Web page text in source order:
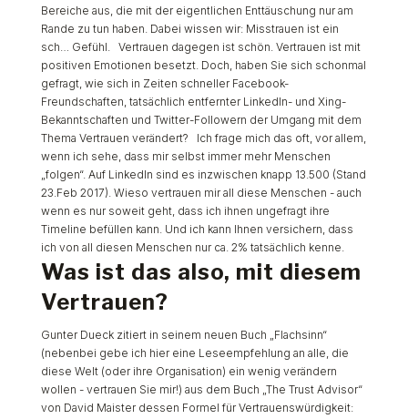
Bereiche aus, die mit der eigentlichen Enttäuschung nur am
Rande zu tun haben. Dabei wissen wir: Misstrauen ist ein
sch… Gefühl. Vertrauen dagegen ist schön. Vertrauen ist mit
positiven Emotionen besetzt. Doch, haben Sie sich schonmal
gefragt, wie sich in Zeiten schneller Facebook-
Freundschaften, tatsächlich entfernter LinkedIn- und Xing-
Bekanntschaften und Twitter-Followern der Umgang mit dem
Thema Vertrauen verändert? Ich frage mich das oft, vor allem,
wenn ich sehe, dass mir selbst immer mehr Menschen
„folgen“. Auf LinkedIn sind es inzwischen knapp 13.500 (Stand
23.Feb 2017). Wieso vertrauen mir all diese Menschen - auch
wenn es nur soweit geht, dass ich ihnen ungefragt ihre
Timeline befüllen kann. Und ich kann Ihnen versichern, dass
ich von all diesen Menschen nur ca. 2% tatsächlich kenne.
Was ist das also, mit diesem
Vertrauen?
Gunter Dueck zitiert in seinem neuen Buch „Flachsinn“
(nebenbei gebe ich hier eine Leseempfehlung an alle, die
diese Welt (oder ihre Organisation) ein wenig verändern
wollen - vertrauen Sie mir!) aus dem Buch „The Trust Advisor“
von David Maister dessen Formel für Vertrauenswürdigkeit: